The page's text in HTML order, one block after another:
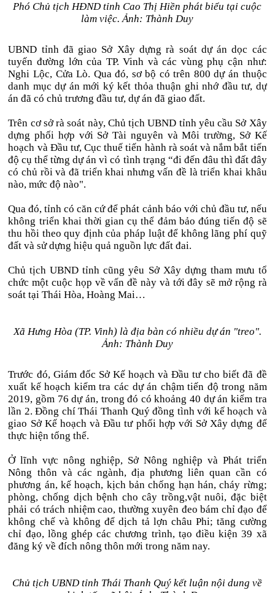
Phó Chủ tịch HĐND tỉnh Cao Thị Hiền phát biểu tại cuộc
làm việc. Ảnh: Thành Duy
UBND tỉnh đã giao Sở Xây dựng rà soát dự án dọc các
tuyến đường lớn của TP. Vinh và các vùng phụ cận như:
Nghi Lộc, Cửa Lò. Qua đó, sơ bộ có trên 800 dự án thuộc
danh mục dự án mới ký kết thỏa thuận ghi nhớ đầu tư, dự
án đã có chủ trương đầu tư, dự án đã giao đất.
Trên cơ sở rà soát này, Chủ tịch UBND tỉnh yêu cầu Sở Xây
dựng phối hợp với Sở Tài nguyên và Môi trường, Sở Kế
hoạch và Đầu tư, Cục thuế tiến hành rà soát và nắm bắt tiến
độ cụ thể từng dự án vì có tình trạng “đi đến đâu thì đất đây
có chủ rồi và đã triển khai nhưng vấn đề là triển khai khâu
nào, mức độ nào".
Qua đó, tỉnh có căn cứ để phát cảnh báo với chủ đầu tư, nếu
không triển khai thời gian cụ thể đảm bảo đúng tiến độ sẽ
thu hồi theo quy định của pháp luật để không lãng phí quỹ
đất và sử dựng hiệu quả nguồn lực đất đai.
Chủ tịch UBND tỉnh cũng yêu Sở Xây dựng tham mưu tổ
chức một cuộc họp về vấn đề này và tới đây sẽ mở rộng rà
soát tại Thái Hòa, Hoàng Mai…
Xã Hưng Hòa (TP. Vinh) là địa bàn có nhiều dự án "treo".
Ảnh: Thành Duy
Trước đó, Giám đốc Sở Kế hoạch và Đầu tư cho biết đã đề
xuất kế hoạch kiểm tra các dự án chậm tiến độ trong năm
2019, gồm 76 dự án, trong đó có khoảng 40 dự án kiểm tra
lần 2. Đồng chí Thái Thanh Quý đồng tình với kế hoạch và
giao Sở Kế hoạch và Đầu tư phối hợp với Sở Xây dựng để
thực hiện tổng thể.
Ở lĩnh vực nông nghiệp, Sở Nông nghiệp và Phát triển
Nông thôn và các ngành, địa phương liên quan cần có
phương án, kế hoạch, kịch bản chống hạn hán, cháy rừng;
phòng, chống dịch bệnh cho cây trồng,vật nuôi, đặc biệt
phải có trách nhiệm cao, thường xuyên đeo bám chỉ đạo để
không chế và không để dịch tả lợn châu Phi; tăng cường
chỉ đạo, lồng ghép các chương trình, tạo điều kiện 39 xã
đăng ký về đích nông thôn mới trong năm nay.
Chủ tịch UBND tỉnh Thái Thanh Quý kết luận nội dung về